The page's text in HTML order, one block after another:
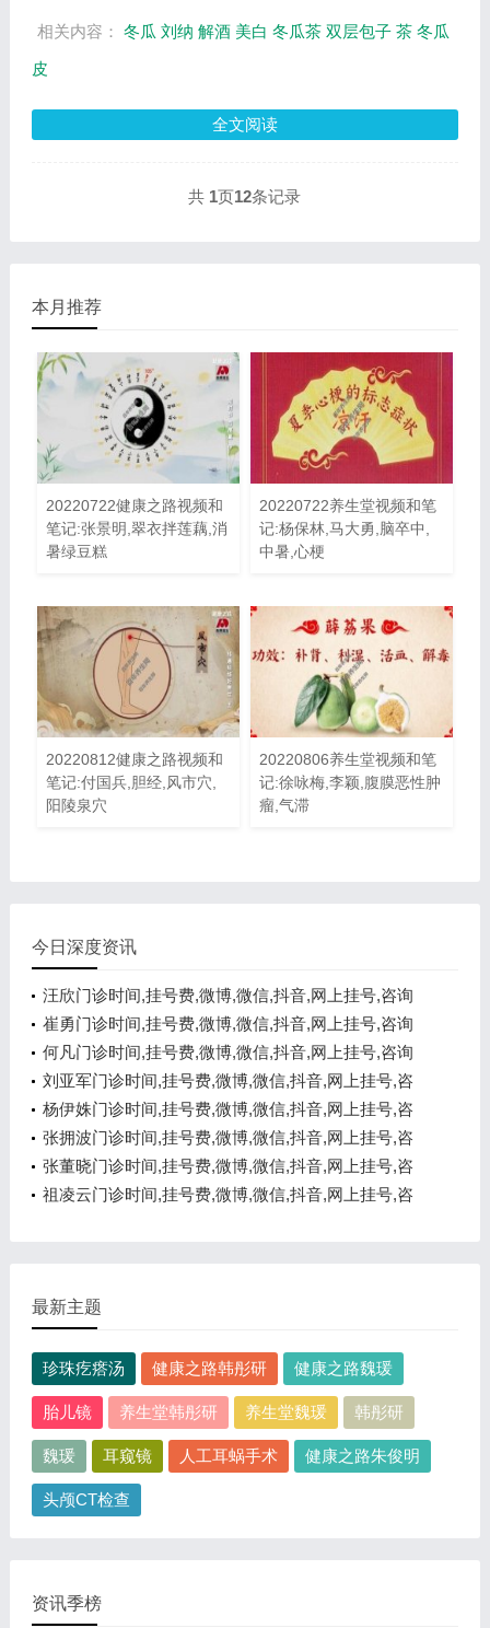
相关内容： 冬瓜 刘纳 解酒 美白 冬瓜茶 双层包子 茶 冬瓜
皮
全文阅读
共 1页12条记录
本月推荐
20220722健康之路视频和
笔记:张景明,翠衣拌莲藕,消
暑绿豆糕
20220722养生堂视频和笔
记:杨保林,马大勇,脑卒中,
中暑,心梗
20220812健康之路视频和
笔记:付国兵,胆经,风市穴,
阳陵泉穴
20220806养生堂视频和笔
记:徐咏梅,李颖,腹膜恶性肿
瘤,气滞
今日深度资讯
汪欣门诊时间,挂号费,微博,微信,抖音,网上挂号,咨询
电话,在线咨询
崔勇门诊时间,挂号费,微博,微信,抖音,网上挂号,咨询
电话,在线咨询
何凡门诊时间,挂号费,微博,微信,抖音,网上挂号,咨询
电话,在线咨询
刘亚军门诊时间,挂号费,微博,微信,抖音,网上挂号,咨
询电话,在线咨询
杨伊姝门诊时间,挂号费,微博,微信,抖音,网上挂号,咨
询电话,在线咨询
张拥波门诊时间,挂号费,微博,微信,抖音,网上挂号,咨
询电话,在线咨询
张董晓门诊时间,挂号费,微博,微信,抖音,网上挂号,咨
询电话,在线咨询
祖凌云门诊时间,挂号费,微博,微信,抖音,网上挂号,咨
最新主题
珍珠疙瘩汤 健康之路韩彤研 健康之路魏瑗
胎儿镜 养生堂韩彤研 养生堂魏瑗 韩彤研
魏瑗 耳窥镜 人工耳蜗手术 健康之路朱俊明
头颅CT检查
资讯季榜